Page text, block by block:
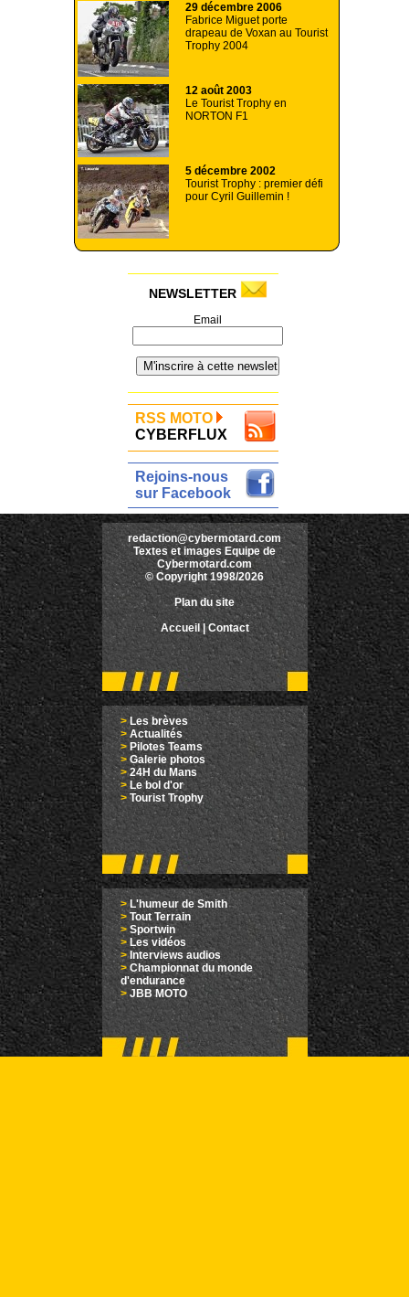
29 décembre 2006
Fabrice Miguet porte
drapeau de Voxan au Tourist
Trophy 2004
12 août 2003
Le Tourist Trophy en
NORTON F1
5 décembre 2002
Tourist Trophy : premier défi
pour Cyril Guillemin !
NEWSLETTER
Email
RSS MOTO
CYBERFLUX
Rejoins-nous
sur Facebook
redaction@cybermotard.com
Textes et images Equipe de
Cybermotard.com
© Copyright 1998/2026
Plan du site
Accueil |Contact
>Les brèves
> Actualités
> Pilotes Teams
>Galerie photos
>24H du Mans
>Le bol d'or
> Tourist Trophy
>L'humeur de Smith
> Tout Terrain
> Sportwin
> Les vidéos
> Interviews audios
>Championnat du monde
d'endurance
> JBB MOTO